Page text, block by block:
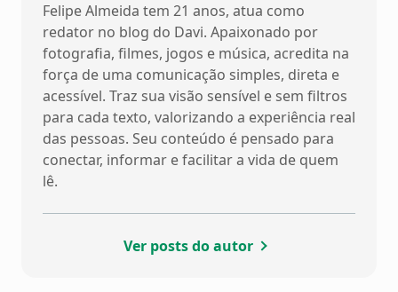
Felipe Almeida tem 21 anos, atua como
redator no blog do Davi. Apaixonado por
fotografia, filmes, jogos e música, acredita na
força de uma comunicação simples, direta e
acessível. Traz sua visão sensível e sem filtros
para cada texto, valorizando a experiência real
das pessoas. Seu conteúdo é pensado para
conectar, informar e facilitar a vida de quem
lê.
Ver posts do autor